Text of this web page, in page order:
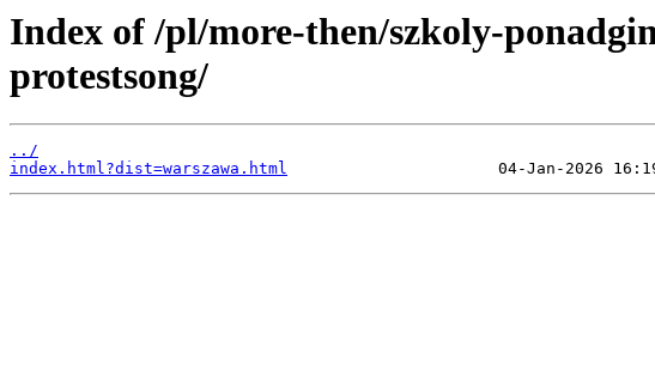
Index of /pl/more-then/szkoly-
protestsong/
../
index.html?dist=warszawa.html